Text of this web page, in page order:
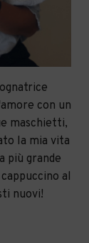
con un
maschietti,
la mia vita
più grande
al
nuovi!